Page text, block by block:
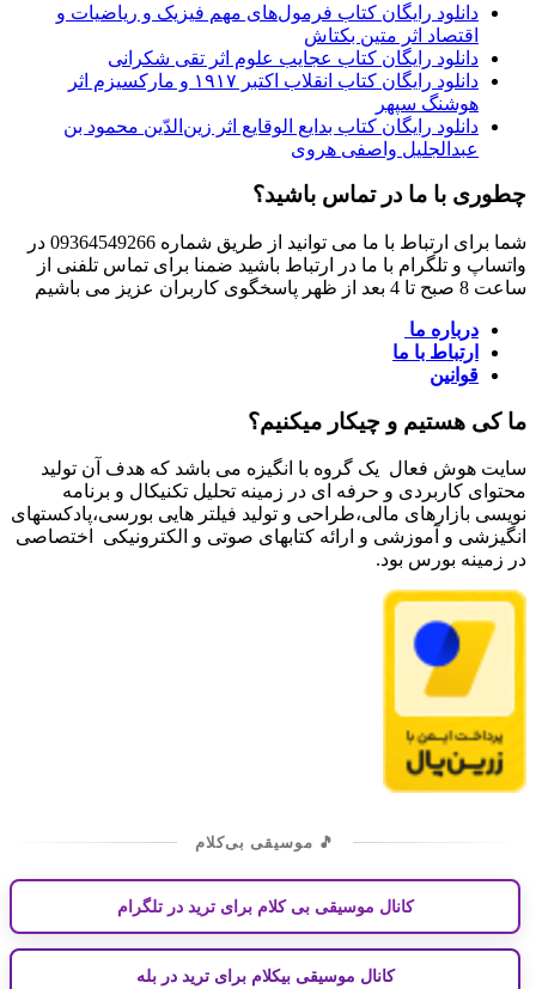
دانلود رایگان کتاب فرمول‌های مهم فیزیک و ریاضیات و
اقتصاد اثر متین بکتاش
دانلود رایگان کتاب عجایب علوم اثر تقی شکرانی
دانلود رایگان کتاب انقلاب اکتبر ۱۹۱۷ و مارکسیزم اثر
هوشنگ سپهر
دانلود رایگان کتاب بدایع الوقایع اثر زین‌الدّین محمود بن
عبدالجلیل واصفی هروی
چطوری با ما در تماس باشید؟
شما برای ارتباط با ما می توانید از طریق شماره 09364549266 در
واتساپ و تلگرام با ما در ارتباط باشید ضمنا برای تماس تلفنی از
ساعت 8 صبح تا 4 بعد از ظهر پاسخگوی کاربران عزیز می باشیم
درباره ما
ارتباط با ما
قوانین
ما کی هستیم و چیکار میکنیم؟
سایت هوش فعال یک گروه با انگیزه می باشد که هدف آن تولید
محتوای کاربردی و حرفه ای در زمینه تحلیل تکنیکال و برنامه
نویسی بازارهای مالی،طراحی و تولید فیلتر هایی بورسی،پادکستهای
انگیزشی و آموزشی و ارائه کتابهای صوتی و الکترونیکی اختصاصی
در زمینه بورس بود.
🎵 موسیقی بی‌کلام
کانال موسیقی بی کلام برای ترید در تلگرام
کانال موسیقی بیکلام برای ترید در بله